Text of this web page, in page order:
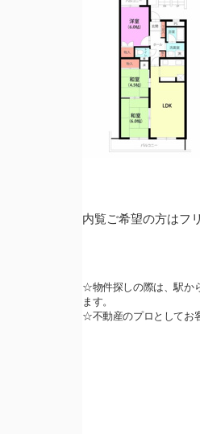
内覧ご希望の方はフ
☆物件探しの際は、駅か
ます。
☆不動産のプロとしてお